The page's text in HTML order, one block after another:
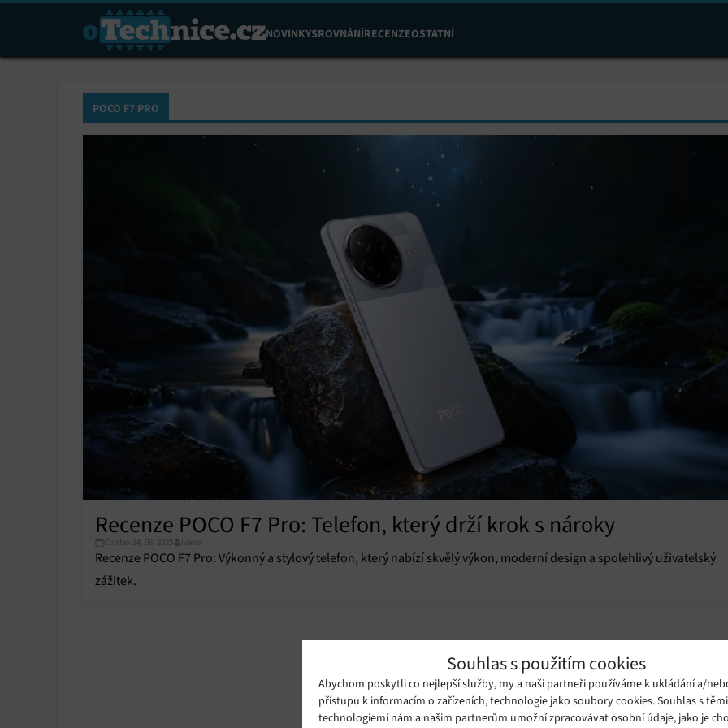
Souhlas s použitím cookies
Abychom poskytli co nejlepší služby, my a naši partneři používáme k ukládání a/
přístupu k informacím o zařízeních, technologie jako soubory cookies. Souhlas s
technologiemi nám a našim partnerům umožní zpracovávat osobní údaje, jako je
NOVINKYSROVNÁNÍRECENZEOSTATNÍ
POCO F7 PRO
Recenze POCO F7 Pro: Telefon, který drží krok s nároky
Čtvrtek 14. 08. 2025 Ivana
Recenze POCO F7 Pro: Výkonný a stylový telefon, který nabízí skvělý výkon, moderní design a spolehlivý uživatelský
zážitek.